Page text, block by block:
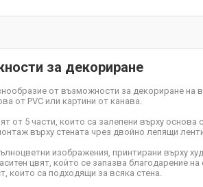
за декориране
от възможности за декориране
от PVC или картини от канава.
от 5 части, които са залепени върху
върху стената чрез двойно лепящи
изображения, принтирани върху
цвят, който се запазва благодарение на
които са подходящи за всяка стена.